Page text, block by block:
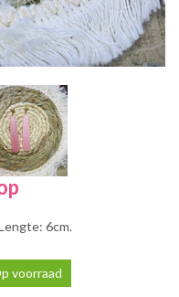
6cm.
voorraad